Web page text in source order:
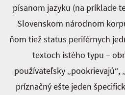
písanom jazyku (na príklade
Slovenskom národnom
ňom tiež status periférnych
textoch istého typu –
používateľsky „pookrievajú“,
príznačný ešte jeden